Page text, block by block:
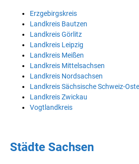
Erzgebirgskreis
Landkreis Bautzen
Landkreis Görlitz
Landkreis Leipzig
Landkreis Meißen
Landkreis Mittelsachsen
Landkreis Nordsachsen
Landkreis Sächsische Schweiz-
Landkreis Zwickau
Vogtlandkreis
Städte Sachsen